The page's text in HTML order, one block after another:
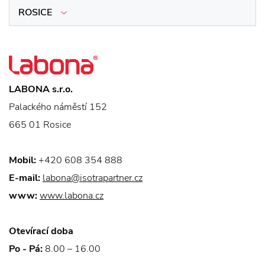
ROSICE
LABONA s.r.o.
Palackého náměstí 152
665 01 Rosice
Mobil: +420 608 354 888
E-mail: labona@isotrapartner.cz
www:www.labona.cz
Otevírací doba
Po - Pá:8.00 – 16.00